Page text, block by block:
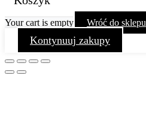
Your cart is empty Wróć do sklepu
Kontynuuj zakupy